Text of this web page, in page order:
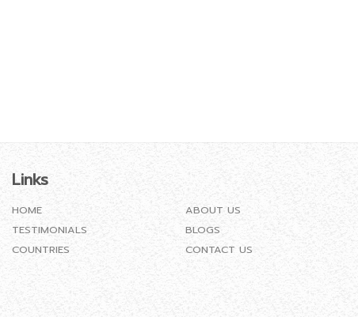
Links
HOME
TESTIMONIALS
COUNTRIES
ABOUT US
BLOGS
CONTACT US